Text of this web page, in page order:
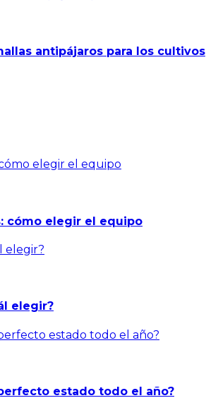
antipájaros para los cultivos
cómo elegir el equipo
elegir?
estado todo el año?